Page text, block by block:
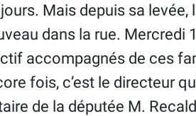
Mais depuis sa levée,
dans la rue. Mercredi
accompagnés de ces
fois, c’est le directeur
de la députée M.